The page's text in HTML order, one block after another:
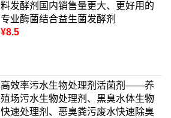
料发酵剂国内销售量更大、更好用的
专业酶菌结合益生菌发酵剂
¥8.5
高效率污水生物处理剂活菌剂——养
殖场污水生物处理剂、黑臭水体生物
快速处理剂、恶臭粪污废水快速除臭